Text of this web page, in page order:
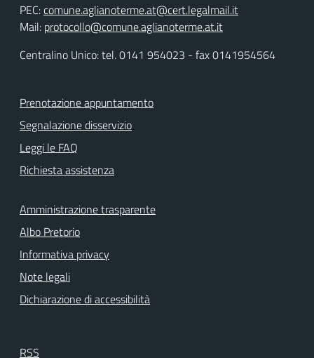
PEC:comune.aglianoterme.at@cert.legalmail.it
Mail: protocollo@comune.aglianoterme.at.it
Centralino Unico: tel. 0141 954023 - fax 0141954564
Prenotazione appuntamento
Segnalazione disservizio
Leggi le FAQ
Richiesta assistenza
Amministrazione trasparente
Albo Pretorio
Informativa privacy
Note legali
Dichiarazione di accessibilità
RSS